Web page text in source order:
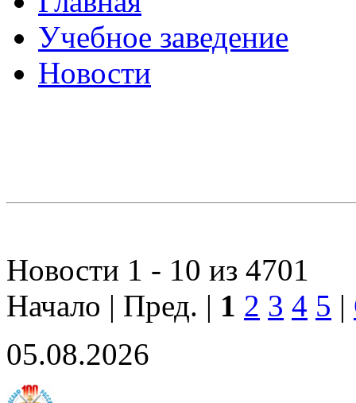
Учебное заведение
Новости
Новости 1 - 10 из 4701
Начало | Пред. | 1 2 3 4 5 |
05.08.2026